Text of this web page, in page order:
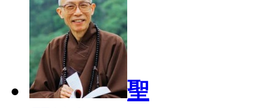
聖